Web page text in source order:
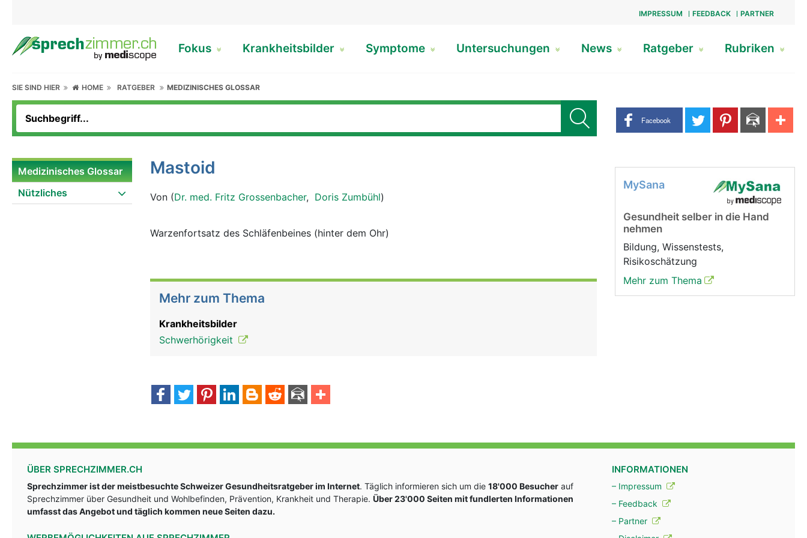
IMPRESSUM FEEDBACK PARTNER
Fokus Krankheitsbilder Symptome Untersuchungen News Ratgeber Rubriken
SIE SIND HIER HOME RATGEBER MEDIZINISCHES GLOSSAR
Share buttons
Facebook
Medizinisches Glossar
Nützliches
Mastoid
Von (Dr. med. Fritz Grossenbacher, Doris Zumbühl)
Warzenfortsatz des Schläfenbeines (hinter dem Ohr)
Mehr zum Thema
Krankheitsbilder
Schwerhörigkeit
MySana
Gesundheit selber in die Hand
nehmen
Bildung, Wissenstests,
Risikoschätzung
Mehr zum Thema
ÜBER SPRECHZIMMER.CH
Sprechzimmer ist der meistbesuchte Schweizer Gesundheitsratgeber im Internet. Täglich informieren sich um die 18'000 Besucher auf
Sprechzimmer über Gesundheit und Wohlbefinden, Prävention, Krankheit und Therapie. Über 23'000 Seiten mit fundlerten Informationen
umfasst das Angebot und täglich kommen neue Seiten dazu.
INFORMATIONEN
– Impressum
– Feedback
– Partner